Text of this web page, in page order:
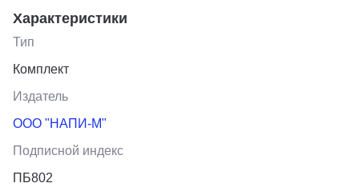
Характеристики
Тип
Комплект
Издатель
ООО "НАПИ-М"
Подписной индекс
ПБ802